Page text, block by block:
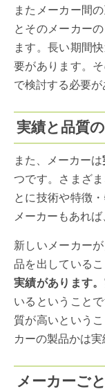
またメーカー間
とそのメーカー
ます。長い期間
要があります。
で検討する必要が
実績と品質
また、メーカーは
つです。さまざ
とに技術や特徴
メーカーもあれ
新しいメーカー
品を出している
実績があります。
いるということ
質が高いという
カーの製品かは実
メーカーご